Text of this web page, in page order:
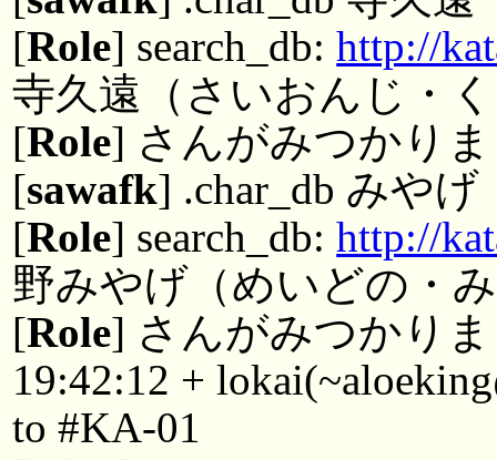
[Role] search_db:http://
寺久遠（さいおんじ・
[Role] さんがみつかり
[sawafk] .char_db みやげ
[Role] search_db:http://
野みやげ（めいどの・
[Role] さんがみつかり
19:42:12 +
to #KA-01